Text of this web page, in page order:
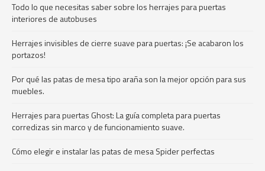
Todo lo que necesitas saber sobre los herrajes para puertas
interiores de autobuses
Herrajes invisibles de cierre suave para puertas: ¡Se acabaron los
portazos!
Por qué las patas de mesa tipo araña son la mejor opción para sus
muebles.
Herrajes para puertas Ghost: La guía completa para puertas
corredizas sin marco y de funcionamiento suave.
Cómo elegir e instalar las patas de mesa Spider perfectas